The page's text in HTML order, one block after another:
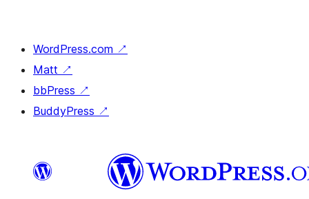
WordPress.com ↗
Matt ↗
bbPress ↗
BuddyPress ↗